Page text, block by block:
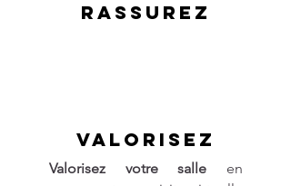
rassurez
Valorisez votre salle en
Valorisez